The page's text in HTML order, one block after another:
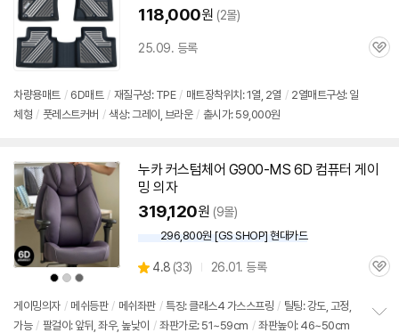
118,000원 (2몰)
25.09. 등록
관
차량용매트 / 6D매트 / 재질구성: TPE / 매트장착위치: 1열, 2열 / 2열매트구성: 일
체형 / 풋레스트커버 / 색상: 그레이, 브라운 / 출시가: 59,000원
상
품
색
상
상
품
상
상
품
색
상
누카 커스텀체어 G900-MS 6D 컴퓨터 게이
밍 의자
319,120원 (9몰)
296,800원 [GS SHOP] 현대카드
별
4.8 (상
리
뷰
33) 26.01. 등록
관
게이밍의자 / 메쉬등판 / 메쉬좌판 / 특징: 클래스4 가스스프링 / 틸팅: 강도, 고정,
가능 / 팔걸이: 앞뒤, 좌우, 높낮이 / 좌판가로: 51~59cm / 좌판높이: 46~50cm